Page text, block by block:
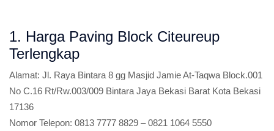
1. Harga Paving Block Citeureup
Terlengkap
Alamat: Jl. Raya Bintara 8 gg Masjid Jamie At-Taqwa Block.001
No C.16 Rt/Rw.003/009 Bintara Jaya Bekasi Barat Kota Bekasi
17136
Nomor Telepon: 0813 7777 8829 – 0821 1064 5550